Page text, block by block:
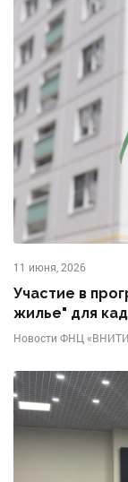
11 июня, 2026
Участие в
жилье" для
Новости ФНЦ